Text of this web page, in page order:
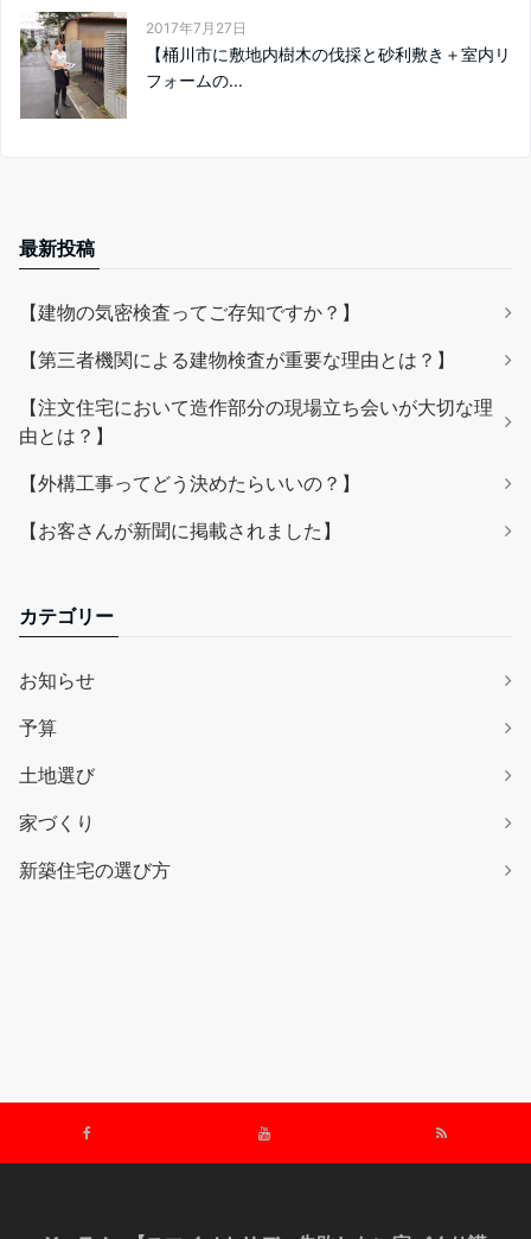
2017年7月27日
【桶川市に敷地内樹木の伐採と砂利敷き＋室内リ
フォームの...
最新投稿
【建物の気密検査ってご存知ですか？】
【第三者機関による建物検査が重要な理由とは？】
【注文住宅において造作部分の現場立ち会いが大切な理
由とは？】
【外構工事ってどう決めたらいいの？】
【お客さんが新聞に掲載されました】
カテゴリー
お知らせ
予算
土地選び
家づくり
新築住宅の選び方